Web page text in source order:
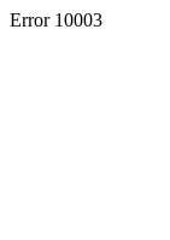
Error 10003